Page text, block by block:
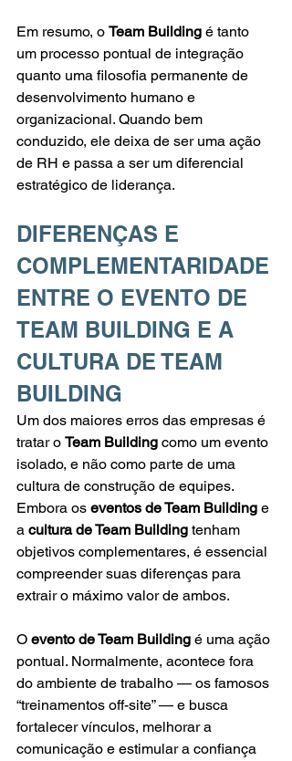
Em resumo, o Team Building é tanto
um processo pontual de integração
quanto uma filosofia permanente de
desenvolvimento humano e
organizacional. Quando bem
conduzido, ele deixa de ser uma ação
de RH e passa a ser um diferencial
estratégico de liderança.
DIFERENÇAS E
COMPLEMENTARIDADE
ENTRE O EVENTO DE
TEAM BUILDING E A
CULTURA DE TEAM
BUILDING
Um dos maiores erros das empresas é
tratar o Team Building como um evento
isolado, e não como parte de uma
cultura de construção de equipes.
Embora os eventos de Team Building e
a cultura de Team Building tenham
objetivos complementares, é essencial
compreender suas diferenças para
extrair o máximo valor de ambos.
O evento de Team Building é uma ação
pontual. Normalmente, acontece fora
do ambiente de trabalho — os famosos
“treinamentos off-site” — e busca
fortalecer vínculos, melhorar a
comunicação e estimular a confiança